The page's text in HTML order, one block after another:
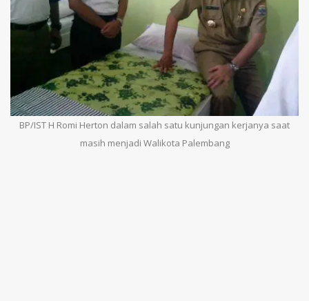
BP/IST H Romi Herton dalam salah satu kunjungan kerjanya saat
masih menjadi Walikota Palembang